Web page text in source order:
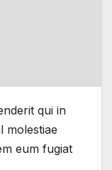
qui in
molestiae
eum fugiat